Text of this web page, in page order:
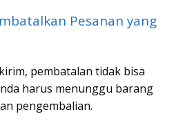
Pesanan yang
pembatalan tidak bisa
harus menunggu barang
pengembalian.